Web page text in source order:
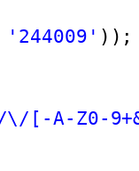
'244009' ));
Z0-